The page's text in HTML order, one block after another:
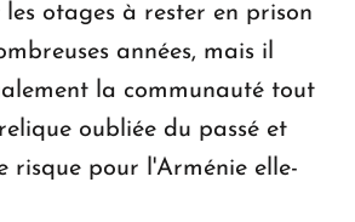
otages à rester en prison
années, mais il
la communauté tout
oubliée du passé et
risque pour l'Arménie elle-